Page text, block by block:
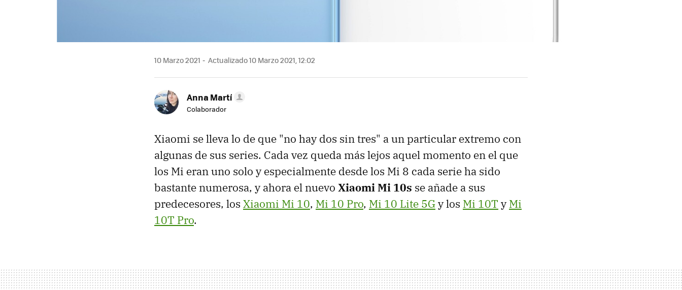
10 Marzo 2021 Actualizado 10 Marzo 2021, 12:02
Anna Martí
Colaborador
Xiaomi se lleva lo de que "no hay dos sin tres" a un particular extremo con
algunas de sus series. Cada vez queda más lejos aquel momento en el que
los Mi eran uno solo y especialmente desde los Mi 8 cada serie ha sido
bastante numerosa, y ahora el nuevo Xiaomi Mi 10s se añade a sus
predecesores, los Xiaomi Mi 10, Mi 10 Pro, Mi 10 Lite 5Gy los Mi 10T yMi
10T Pro.